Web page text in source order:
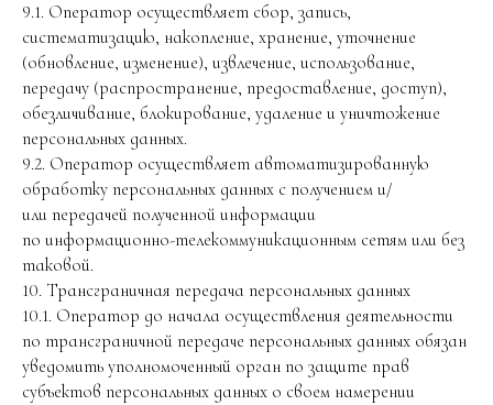
9.1. Оператор осуществляет сбор, запись,
систематизацию, накопление, хранение, уточнение
(обновление, изменение), извлечение, использование,
передачу (распространение, предоставление, доступ),
обезличивание, блокирование, удаление и уничтожение
персональных данных.
9.2. Оператор осуществляет автоматизированную
обработку персональных данных с получением и/
или передачей полученной информации
по информационно-телекоммуникационным сетям или без
таковой.
10. Трансграничная передача персональных данных
10.1. Оператор до начала осуществления деятельности
по трансграничной передаче персональных данных обязан
уведомить уполномоченный орган по защите прав
субъектов персональных данных о своем намерении